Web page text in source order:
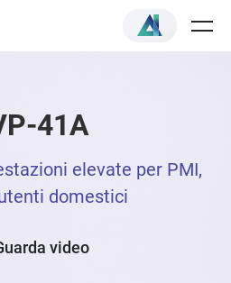
41A
elevate per PMI,
domestici
video